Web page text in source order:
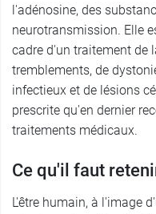
l'adénosine, des
neurotransmission. Elle
cadre d'un traitement de
tremblements, de
infectieux et de lésions
prescrite qu'en dernier
traitements médicaux.
Ce qu'il faut
L'être humain, à l'image